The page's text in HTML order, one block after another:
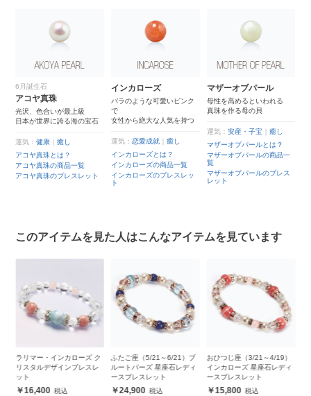
6月誕生石
アコヤ真珠
光沢、色合いが最上級
日本が世界に誇る海の宝石
運気：健康 ｜癒し
アコヤ真珠とは？
アコヤ真珠の商品一覧
アコヤ真珠のブレスレット
インカローズ
バラのような可愛いピンク
で
女性から絶大な人気を持つ
運気：恋愛成就 ｜癒し
インカローズとは？
インカローズの商品一覧
インカローズのブレスレッ
ト
マザーオブパール
母性を高めるといわれる
真珠を作る母の貝
運気： 安産・子宝
癒し
マザーオブパールとは？
マザーオブパールの商品一
覧
マザーオブパールのブレス
レット
このアイテムを見た人はこんなアイテムを見ています
ラリマー・インカローズ ク
リスタルデザインブレスレ
ット
16,400
ふたご座（5/21～6/21）ブ
ルートパーズ 星座石レディ
ースブレスレット
24,900
おひつじ座（3/21～4/19）
インカローズ 星座石レディ
ースブレスレット
15,800